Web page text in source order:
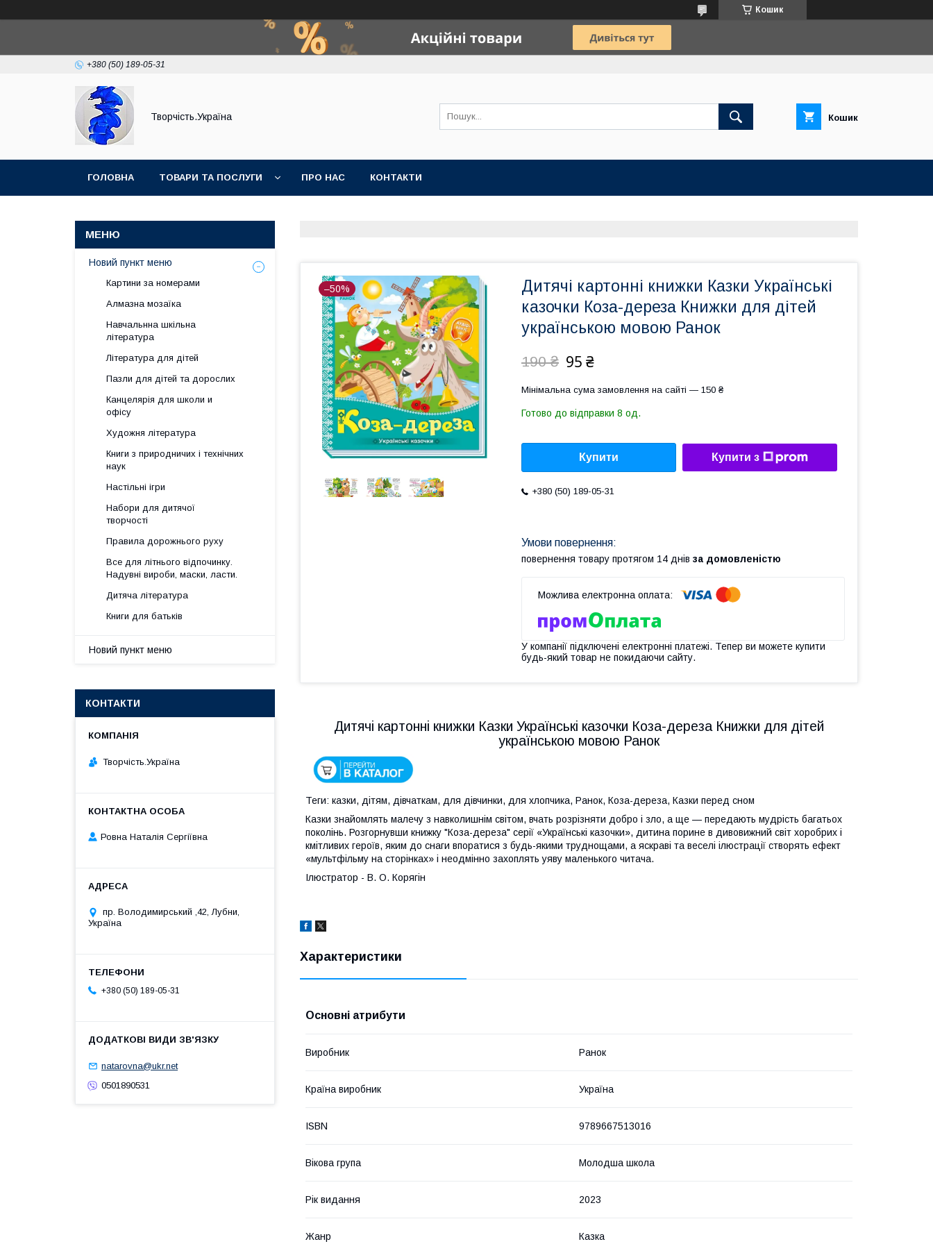
Кошик
+380 (50) 189-05-31
Творчість.Україна Кошик
ГОЛОВНА ТОВАРИ ТА ПОСЛУГИ ПРО НАС КОНТАКТИ
–50%
Дитячі картонні книжки Казки Українські
казочки Коза-дереза Книжки для дітей
українською мовою Ранок
190 ₴ 95 ₴
Мінімальна сума замовлення на сайті — 150 ₴
Готово до відправки 8 од.
Купити Купити з
+380 (50) 189-05-31
повернення товару протягом 14 днів за домовленістю
У компанії підключені електронні платежі. Тепер ви можете купити
будь-який товар не покидаючи сайту.
Дитячі картонні книжки Казки Українські казочки Коза-дереза Книжки для дітей
українською мовою Ранок
Теги: казки, дітям, дівчаткам, для дівчинки, для хлопчика, Ранок, Коза-дереза, Казки перед сном
Казки знайомлять малечу з навколишнім світом, вчать розрізняти добро і зло, а ще — передають мудрість багатьох
поколінь. Розгорнувши книжку "Коза-дереза" серії «Українські казочки», дитина порине в дивовижний світ хоробрих і
кмітливих героїв, яким до снаги впоратися з будь-якими труднощами, а яскраві та веселі ілюстрації створять ефект
«мультфільму на сторінках» і неодмінно захоплять уяву маленького читача.
Ілюстратор - В. О. Корягін
Характеристики
Основні атрибути
Виробник Ранок
Країна виробник Україна
ISBN 9789667513016
Вікова група Молодша школа
Рік видання 2023
Жанр Казка
Новий пункт меню
Картини за номерами
Алмазна мозаїка
Навчальнна шкільна
література
Література для дітей
Пазли для дітей та дорослих
Канцелярія для школи и
офісу
Художня література
Книги з природничих і технічних
наук
Настільні ігри
Набори для дитячої
творчості
Правила дорожнього руху
Все для літнього відпочинку.
Надувні вироби, маски, ласти.
Дитяча література
Книги для батьків
Новий пункт меню
КОНТАКТИ
Творчість.Україна
Ровна Наталія Сергіївна
пр. Володимирський ,42, Лубни,
Україна
+380 (50) 189-05-31
natarovna@ukr.net
0501890531